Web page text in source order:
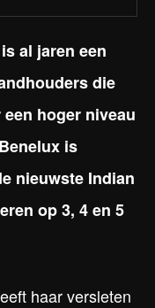
al jaren een
die
hoger niveau
is
nieuwste Indian
op 3, 4 en 5
haar versleten